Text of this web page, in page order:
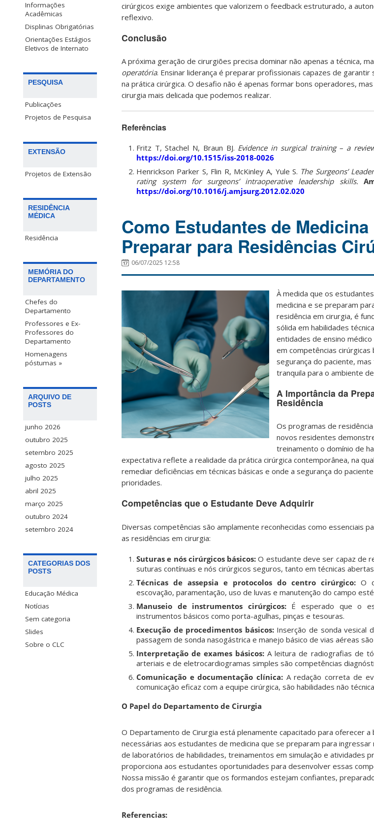
Informações
Acadêmicas
Displinas Obrigatórias
Orientações Estágios
Eletivos de Internato
PESQUISA
Publicações
Projetos de Pesquisa
EXTENSÃO
Projetos de Extensão
RESIDÊNCIA
MÉDICA
Residência
MEMÓRIA DO
DEPARTAMENTO
Chefes do
Departamento
Professores e Ex-
Professores do
Departamento
Homenagens
póstumas »
ARQUIVO DE
POSTS
junho 2026
outubro 2025
setembro 2025
agosto 2025
julho 2025
abril 2025
março 2025
outubro 2024
setembro 2024
CATEGORIAS DOS
POSTS
Educação Médica
Notícias
Sem categoria
Slides
Sobre o CLC
cirúrgicos exige ambientes que valorizem o feedback estruturado, a
reflexivo.
Conclusão
A próxima geração de cirurgiões precisa dominar não apenas a técnica,
operatória. Ensinar liderança é preparar profissionais capazes de garantir
na prática cirúrgica. O desafio não é apenas formar bons operadores, mas
cirurgia mais delicada que podemos realizar.
Referências
Fritz T, Stachel N, Braun BJ. Evidence in surgical training – a
https://doi.org/10.1515/iss-2018-0026
Henrickson Parker S, Flin R, McKinley A, Yule S. The Surgeons’
rating system for surgeons’ intraoperative leadership skills.
https://doi.org/10.1016/j.amjsurg.2012.02.020
Como Estudantes de Medicina
Preparar para Residências
06/07/2025 12:58
À medida que os
medicina e se preparam
residência em cirurgia, é
sólida em habilidades
entidades de ensino
em competências cirúrgicas
segurança do paciente,
tranquila para o ambiente
A Importância da
Residência
Os programas de
novos residentes
treinamento o domínio de
expectativa reflete a realidade da prática cirúrgica contemporânea, na
remediar deficiências em técnicas básicas e onde a segurança do
prioridades.
Competências que o Estudante Deve Adquirir
Diversas competências são amplamente reconhecidas como essenciais
as residências em cirurgia:
Suturas e nós cirúrgicos básicos: O estudante deve ser capaz de
suturas contínuas e nós cirúrgicos seguros, tanto em técnicas
Técnicas de assepsia e protocolos do centro cirúrgico: O
escovação, paramentação, uso de luvas e manutenção do campo
Manuseio de instrumentos cirúrgicos:É esperado que o
instrumentos básicos como porta-agulhas, pinças e tesouras.
Execução de procedimentos básicos:Inserção de sonda vesical
passagem de sonda nasogástrica e manejo básico de vias aéreas
Interpretação de exames básicos: A leitura de radiografias de
arteriais e de eletrocardiogramas simples são competências
Comunicação e documentação clínica: A redação correta de
comunicação eficaz com a equipe cirúrgica, são habilidades não
O Papel do Departamento de Cirurgia
O Departamento de Cirurgia está plenamente capacitado para oferecer a
necessárias aos estudantes de medicina que se preparam para ingressar
de laboratórios de habilidades, treinamentos em simulação e atividades
proporciona aos estudantes oportunidades para desenvolver essas
Nossa missão é garantir que os formandos estejam confiantes,
dos programas de residência.
Referencias: